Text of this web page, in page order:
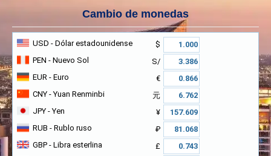
Cambio de monedas
USD - Dólar estadounidense
$
PEN - Nuevo Sol
S/
EUR - Euro
€
CNY - Yuan Renminbi
元
JPY - Yen
¥
RUB - Rublo ruso
₽
GBP - Libra esterlina
£